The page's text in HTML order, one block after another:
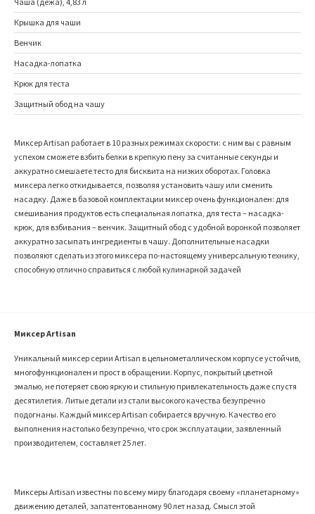
Крышка для чаши
Венчик
Насадка-лопатка
Крюк для теста
Защитный обод на чашу
Миксер Artisan работает в 10 разных режимах скорости: с ним вы с равным
успехом сможете взбить белки в крепкую пену за считанные секунды и
аккуратно смешаете тесто для бисквита на низких оборотах. Головка
миксера легко откидывается, позволяя установить чашу или сменить
насадку. Даже в базовой комплектации миксер очень функционален: для
смешивания продуктов есть специальная лопатка, для теста – насадка-
крюк, для взбивания – венчик. Защитный обод с удобной воронкой позволяет
аккуратно засыпать ингредиенты в чашу. Дополнительные насадки
позволяют сделать из этого миксера по-настоящему универсальную технику,
способную отлично справиться с любой кулинарной задачей
Миксер Artisan
Уникальный миксер серии Artisan в цельнометаллическом корпусе устойчив,
многофункционален и прост в обращении. Корпус, покрытый цветной
эмалью, не потеряет свою яркую и стильную привлекательность даже спустя
десятилетия. Литые детали из стали высокого качества безупречно
подогнаны. Каждый миксер Artisan собирается вручную. Качество его
выполнения настолько безупречно, что срок эксплуатации, заявленный
производителем, составляет 25 лет.
Миксеры Artisan известны по всему миру благодаря своему «планетарному»
движению деталей, запатентованному 90 лет назад. Смысл этой